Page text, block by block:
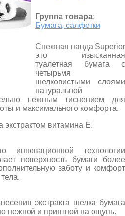
Группа товара:
Бумага, салфетки
Снежная панда Superior
это изысканная
туалетная бумага с
четырьмя
шелковистыми слоями
натуральной
нежным тиснением для
и максимального комфорта.
экстрактом витамина Е.
инновационной технологии
поверхность бумаги более
заботу и комфорт
экстракта шелка бумага
нежной и приятной на ощупь.